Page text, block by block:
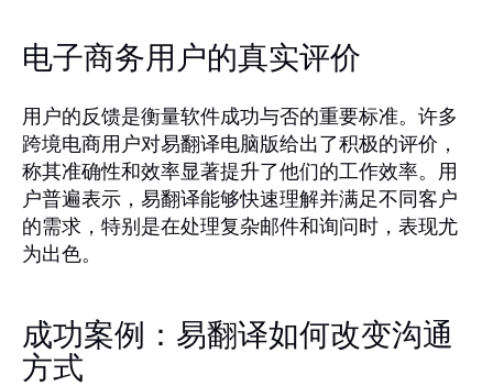
电子商务用户的真实评价
用户的反馈是衡量软件成功与否的重要标准。许多
跨境电商用户对易翻译电脑版给出了积极的评价，
称其准确性和效率显著提升了他们的工作效率。用
户普遍表示，易翻译能够快速理解并满足不同客户
的需求，特别是在处理复杂邮件和询问时，表现尤
为出色。
成功案例：易翻译如何改变沟通
方式